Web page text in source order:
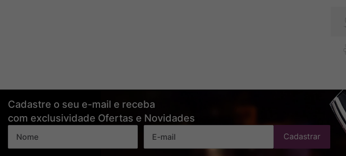
Cadastre o seu e-mail e receba
com exclusividade Ofertas e Novidades
Cadastrar